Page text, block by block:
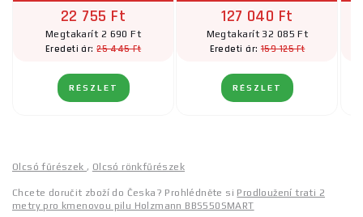
22 755 Ft
Megtakarít 2 690 Ft
Eredeti ár:25 445 Ft
RÉSZLET
127 040 Ft
Megtakarít 32 085 Ft
Eredeti ár: 159 125 Ft
RÉSZLET
Olcsó fűrészek, Olcsó rönkfűrészek
Chcete doručit zboží do Česka? Prohlédněte si Prodloužení trati 2
metry pro kmenovou pilu Holzmann BBS550SMART